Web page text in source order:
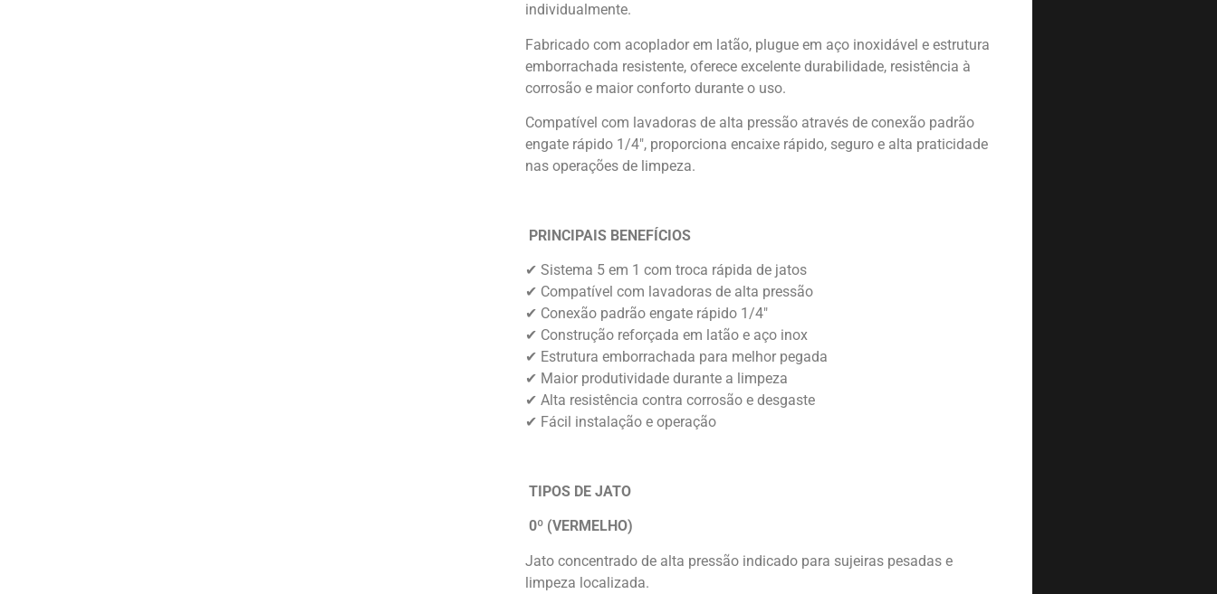
individualmente.
Fabricado com acoplador em latão, plugue em aço inoxidável e estrutura
emborrachada resistente, oferece excelente durabilidade, resistência à
corrosão e maior conforto durante o uso.
Compatível com lavadoras de alta pressão através de conexão padrão
engate rápido 1/4″, proporciona encaixe rápido, seguro e alta praticidade
nas operações de limpeza.
PRINCIPAIS BENEFÍCIOS
✔ Sistema 5 em 1 com troca rápida de jatos
✔ Compatível com lavadoras de alta pressão
✔ Conexão padrão engate rápido 1/4″
✔ Construção reforçada em latão e aço inox
✔ Estrutura emborrachada para melhor pegada
✔ Maior produtividade durante a limpeza
✔ Alta resistência contra corrosão e desgaste
✔ Fácil instalação e operação
TIPOS DE JATO
0º (VERMELHO)
Jato concentrado de alta pressão indicado para sujeiras pesadas e
limpeza localizada.